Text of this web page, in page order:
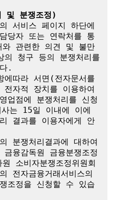
및 분쟁조정)
서비스 페이지 하단에
당자 또는 연락처를 통
와 관련한 의견 및 불만
의 청구 등의 분쟁처리를
.
따라 서면(전자문서를
자적 장치를 이용하여
업점에 분쟁처리를 신청
는 15일 이내에 이에
결과를 이용자에게 안
분쟁처리결과에 대하여
융감독원 금융분쟁조정
소비자분쟁조정위원회
전자금융거래서비스의
조정을 신청할 수 있습